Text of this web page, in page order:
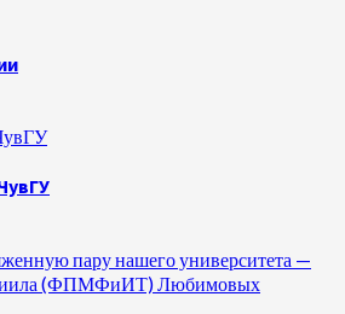
пару нашего университета —
(ФПМФиИТ) Любимовых